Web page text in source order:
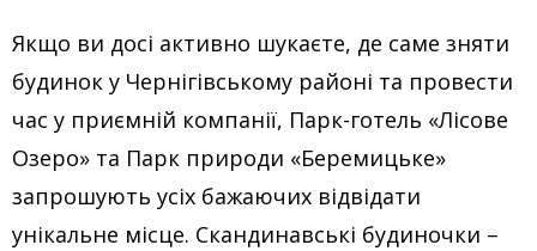
Якщо ви досі активно шукаєте, де саме зняти
будинок у Чернігівському районі та провести
час у приємній компанії, Парк-готель «Лісове
Озеро» та Парк природи «Беремицьке»
запрошують усіх бажаючих відвідати
унікальне місце. Скандинавські будиночки –